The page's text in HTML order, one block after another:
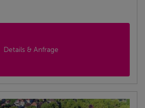
Details & Anfrage